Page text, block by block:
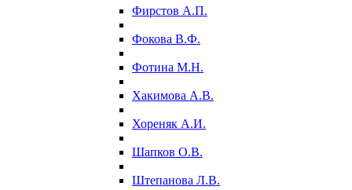
Фирстов А.П.
Фокова В.Ф.
Фотина М.Н.
Хакимова А.В.
Хореняк А.И.
Шапков О.В.
Штепанова Л.В.